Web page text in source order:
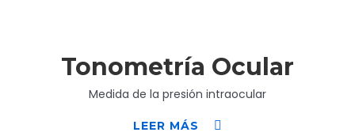
Tonometría Ocular
Medida de la presión intraocular
LEER MÁS